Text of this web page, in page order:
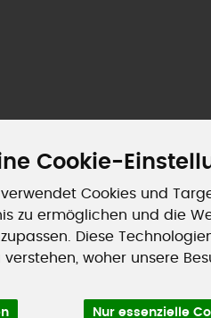
Cookie-
Cookies und
zu ermöglichen und die
Diese
verstehen, woher unsere
Nur essenzielle